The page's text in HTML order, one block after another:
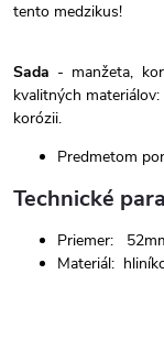
tento medzikus!
Sada - manžeta,
kvalitných
korózii.
Predmetom
Technické
Priemer:
Materiál: